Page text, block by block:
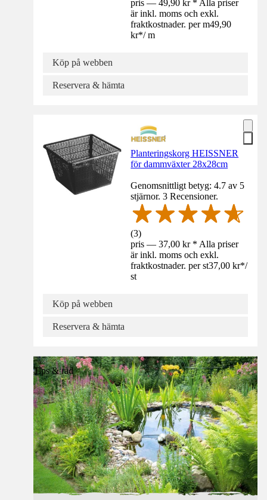
pris — 49,90 kr * Alla priser
är inkl. moms och exkl.
fraktkostnader. per m49,90
kr*/ m
Köp på webben
Reservera & hämta
Planteringskorg HEISSNER
för dammväxter 28x28cm
Genomsnittligt betyg: 4.7 av 5
stjärnor. 3 Recensioner.
(3)
pris — 37,00 kr * Alla priser
är inkl. moms och exkl.
fraktkostnader. per st37,00 kr*/
st
Köp på webben
Reservera & hämta
Tips & råd